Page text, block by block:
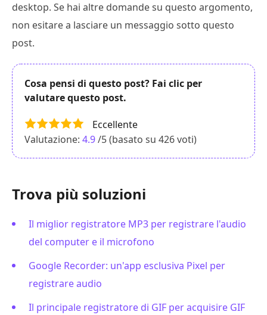
desktop. Se hai altre domande su questo argomento,
non esitare a lasciare un messaggio sotto questo
post.
Cosa pensi di questo post? Fai clic per
valutare questo post.
Eccellente
Valutazione: 4.9/5 (basato su 426voti)
Trova più soluzioni
Il miglior registratore MP3 per registrare l'audio
del computer e il microfono
Google Recorder: un'app esclusiva Pixel per
registrare audio
Il principale registratore di GIF per acquisire GIF